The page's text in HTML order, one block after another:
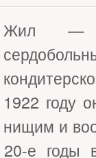
Жил —
1922 году
нищим и
е